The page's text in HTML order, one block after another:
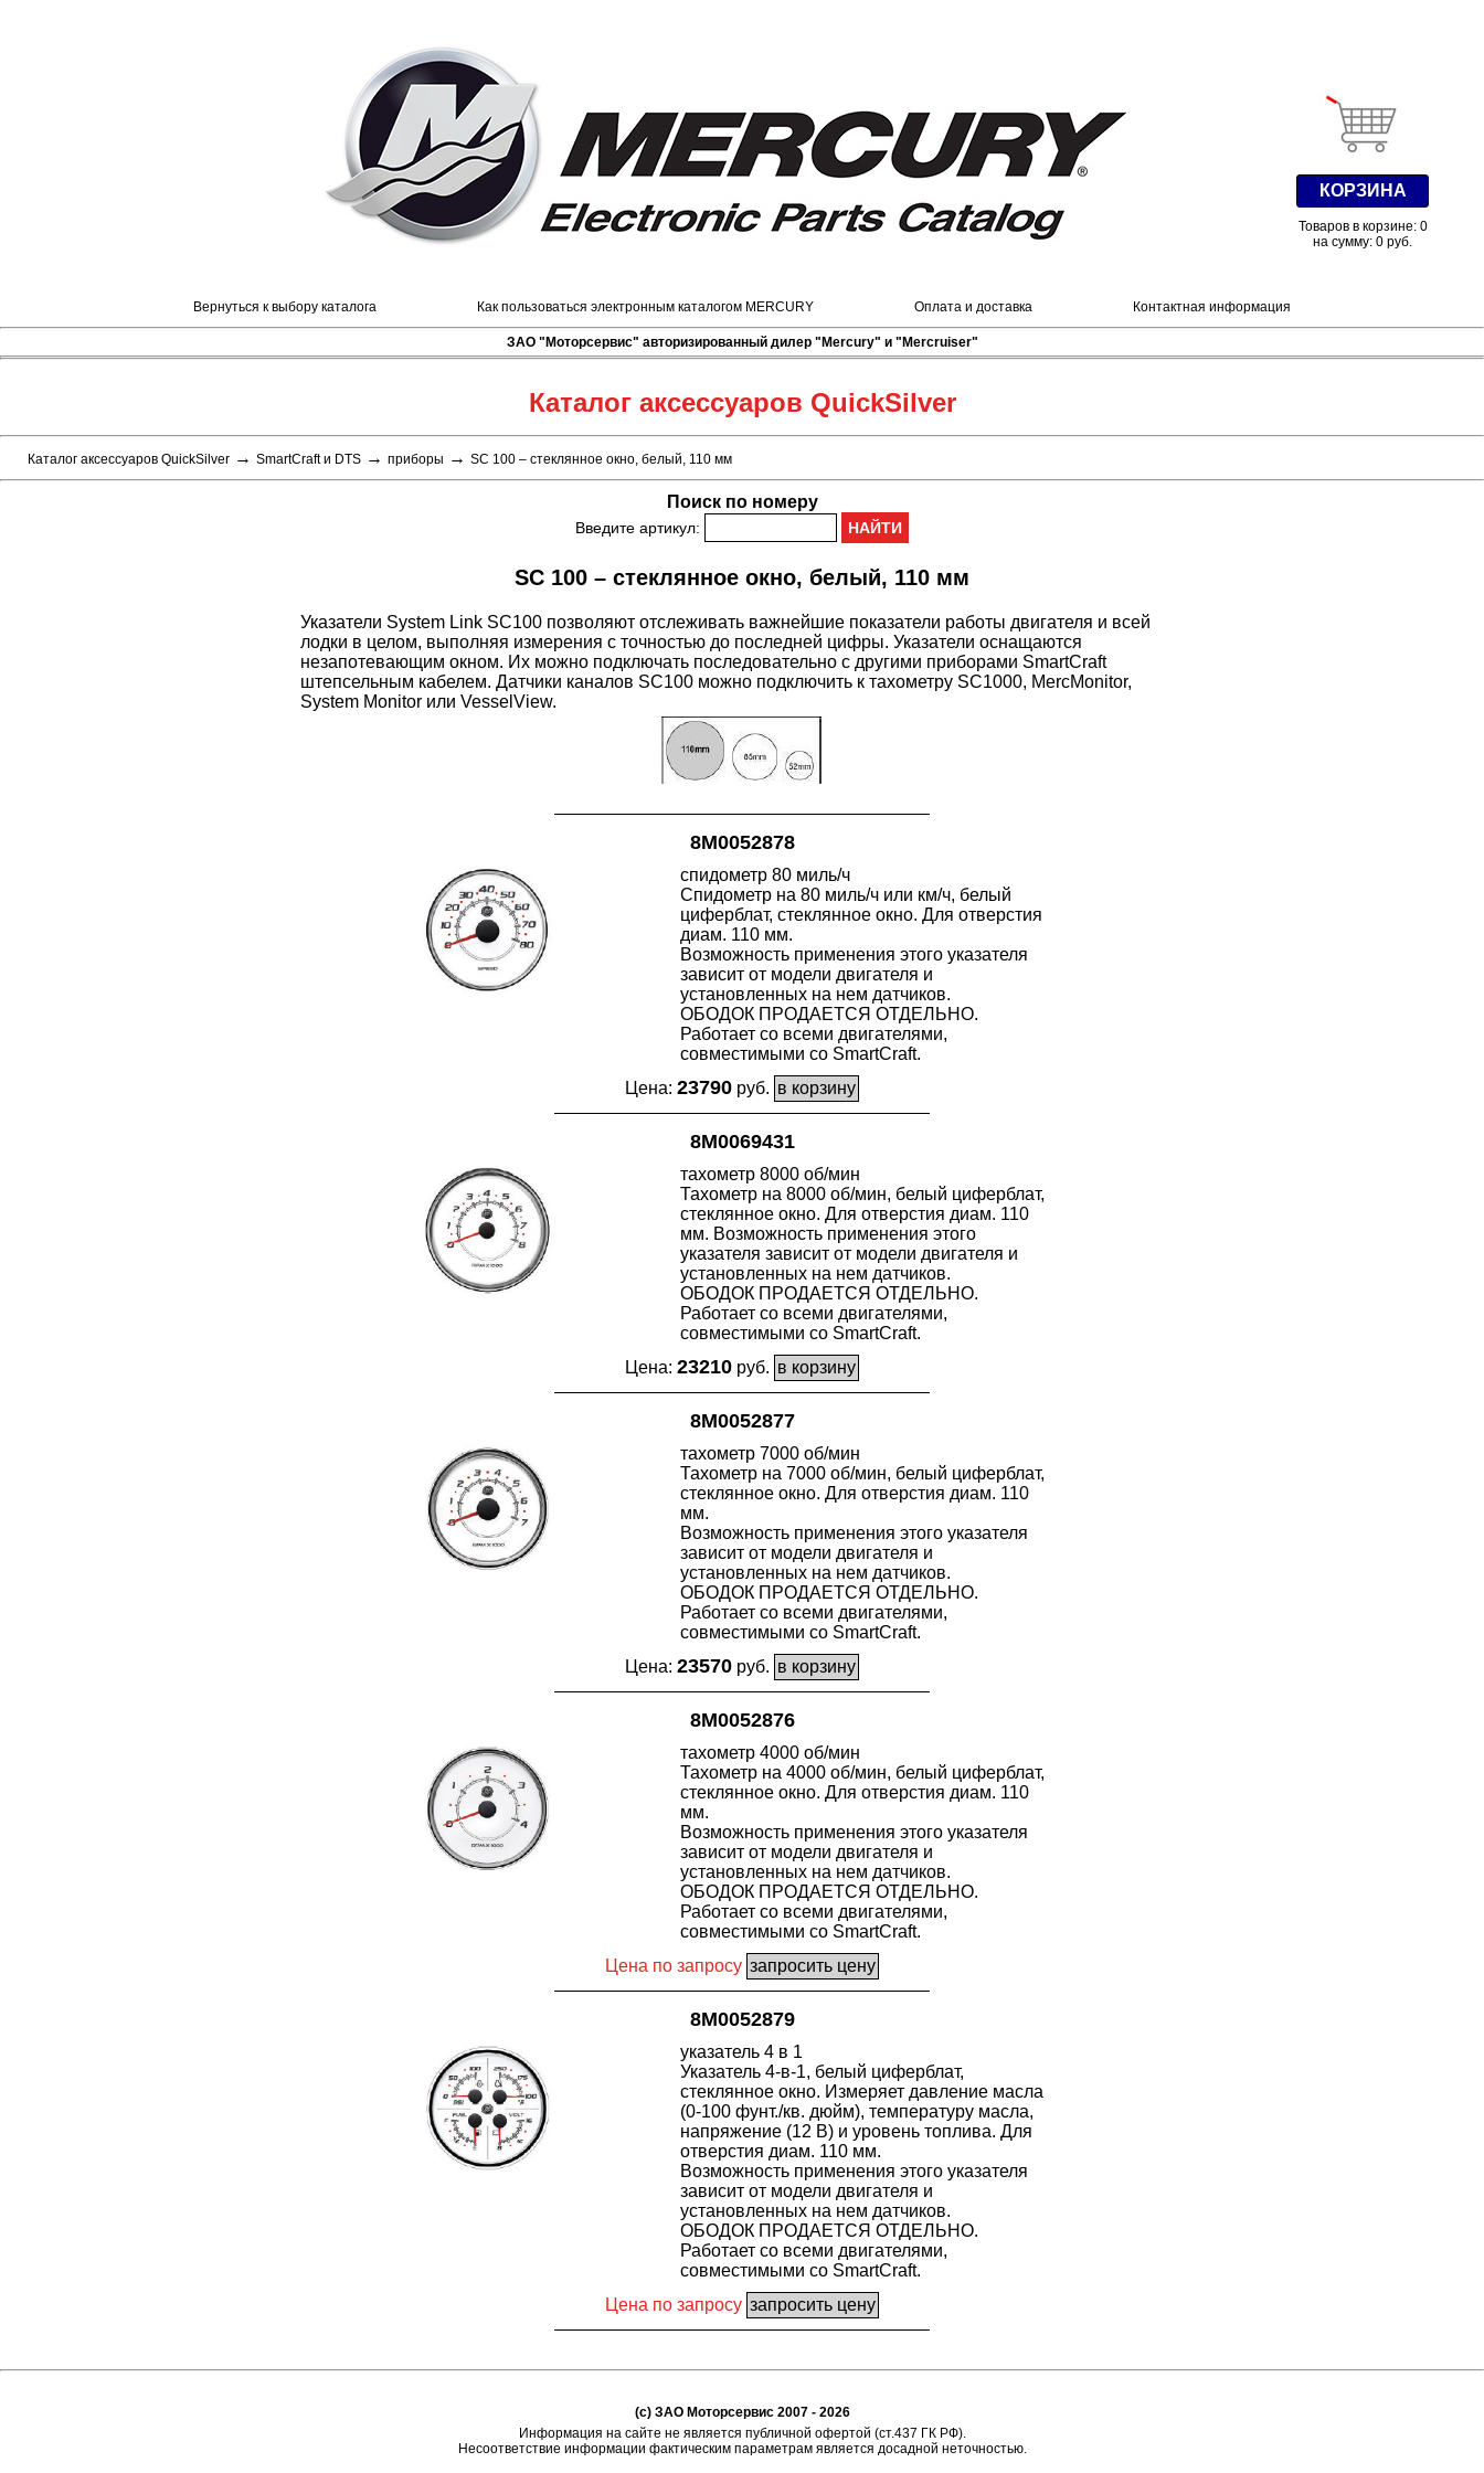
КОРЗИНА
Товаров в корзине: 0
на сумму: 0 руб.
Вернуться к выбору каталога Как пользоваться электронным каталогом MERCURY Оплата и доставка Контактная информация
ЗАО "Моторсервис" авторизированный дилер "Mercury" и "Mercruiser"
Каталог аксессуаров QuickSilver
Каталог аксессуаров QuickSilver → SmartCraft и DTS → приборы → SC 100 – стеклянное окно, белый, 110 мм
Поиск по номеру
Введите артикул:
SC 100 – стеклянное окно, белый, 110 мм
Указатели System Link SC100 позволяют отслеживать важнейшие показатели работы двигателя и всей
лодки в целом, выполняя измерения с точностью до последней цифры. Указатели оснащаются
незапотевающим окном. Их можно подключать последовательно с другими приборами SmartCraft
штепсельным кабелем. Датчики каналов SC100 можно подключить к тахометру SC1000, MercMonitor,
System Monitor или VesselView.
8M0052878
спидометр 80 миль/ч
Спидометр на 80 миль/ч или км/ч, белый
циферблат, стеклянное окно. Для отверстия
диам. 110 мм.
Возможность применения этого указателя
зависит от модели двигателя и
установленных на нем датчиков.
ОБОДОК ПРОДАЕТСЯ ОТДЕЛЬНО.
Работает со всеми двигателями,
совместимыми со SmartCraft.
Цена: 23790 руб.
8M0069431
тахометр 8000 об/мин
Тахометр на 8000 об/мин, белый циферблат,
стеклянное окно. Для отверстия диам. 110
мм. Возможность применения этого
указателя зависит от модели двигателя и
установленных на нем датчиков.
ОБОДОК ПРОДАЕТСЯ ОТДЕЛЬНО.
Работает со всеми двигателями,
совместимыми со SmartCraft.
Цена: 23210 руб.
8M0052877
тахометр 7000 об/мин
Тахометр на 7000 об/мин, белый циферблат,
стеклянное окно. Для отверстия диам. 110
мм.
Возможность применения этого указателя
зависит от модели двигателя и
установленных на нем датчиков.
ОБОДОК ПРОДАЕТСЯ ОТДЕЛЬНО.
Работает со всеми двигателями,
совместимыми со SmartCraft.
Цена: 23570 руб.
8M0052876
тахометр 4000 об/мин
Тахометр на 4000 об/мин, белый циферблат,
стеклянное окно. Для отверстия диам. 110
мм.
Возможность применения этого указателя
зависит от модели двигателя и
установленных на нем датчиков.
ОБОДОК ПРОДАЕТСЯ ОТДЕЛЬНО.
Работает со всеми двигателями,
совместимыми со SmartCraft.
Цена по запросу
8M0052879
указатель 4 в 1
Указатель 4-в-1, белый циферблат,
стеклянное окно. Измеряет давление масла
(0-100 фунт./кв. дюйм), температуру масла,
напряжение (12 В) и уровень топлива. Для
отверстия диам. 110 мм.
Возможность применения этого указателя
зависит от модели двигателя и
установленных на нем датчиков.
ОБОДОК ПРОДАЕТСЯ ОТДЕЛЬНО.
Работает со всеми двигателями,
совместимыми со SmartCraft.
Цена по запросу
(c) ЗАО Моторсервис 2007 - 2026
Информация на сайте не является публичной офертой (ст.437 ГК РФ).
Несоответствие информации фактическим параметрам является досадной неточностью.